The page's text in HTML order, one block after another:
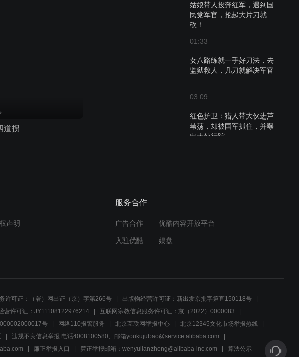
姑娘带人投奔红军，遇到国
民党军官，抡起大片刀就
砍！
01:33
女八路练就一手好刀法，去
监狱救人，几刀就解决军官
03:09
红色护卫：猎人带大伙进芦
苇荡，却被国军抓住，并曝
出大伙行踪
警察嚣张拦车，谁料车里坐
02:55
红色护卫 经典时刻,真是厉
害了
道拐
声明
服务合作
广告合作 优酷内容开放平台
入驻优酷 娱盘
许可证：（署）网出证（京）字第266号
出版物经营许可证：新出发京批字第直150118号
营许可证：JY11108122976214
互联网宗教信息服务许可证：京（2022）0000083
号 网络110报警服务 北京互联网举报中心
北京12345文化市场举报热线
违规不良信息举报:电话4008100580、邮箱youkujubao@service.alibaba.com
廉正举报入口 廉正举报邮箱：wenyulianzheng@alibaba-inc.com 算法公示